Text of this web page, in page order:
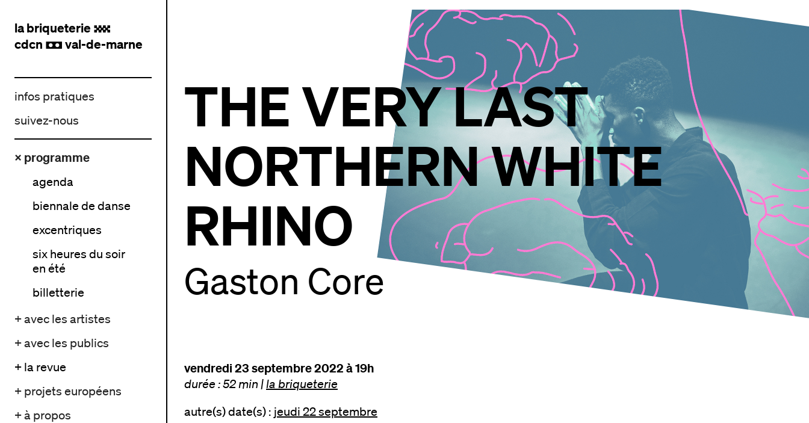
la briqueterie .
cdcn , val-de-marne
infos pratiques
suivez-nous
× programme
agenda
biennale de danse
excentriques
six heures du soir
en été
billetterie
+ avec les artistes
+ avec les publics
+ la revue
+ projets européens
+ à propos
THE VERY LAST
NORTHERN WHITE
RHINO
Gaston Core
vendredi 23 septembre 2022 à 19h
durée : 52 min | la briqueterie
autre(s) date(s) : jeudi 22 septembre